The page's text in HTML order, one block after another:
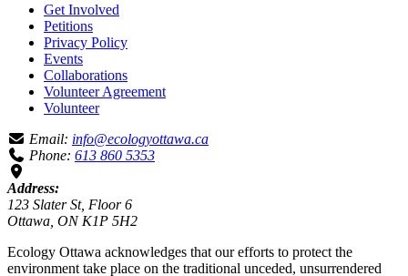
Get Involved
Petitions
Privacy Policy
Events
Collaborations
Volunteer Agreement
Volunteer
Email: info@ecologyottawa.ca
Phone: 613 860 5353
Address:
123 Slater St, Floor 6
Ottawa, ON K1P 5H2
Ecology Ottawa acknowledges that our efforts to protect the
environment take place on the traditional unceded, unsurrendered